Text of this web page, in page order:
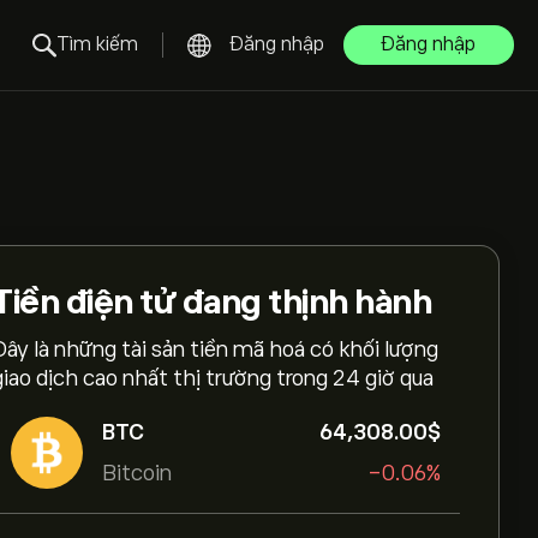
Tìm kiếm Đăng nhập Đăng nhập
điện tửđang thịnh hành
là những tài sản tiền mã hoá có khối lượng
dịch cao nhất thị trường trong 24 giờ qua
BTC
Bitcoin
64,308.00‎$‎
-0.06%